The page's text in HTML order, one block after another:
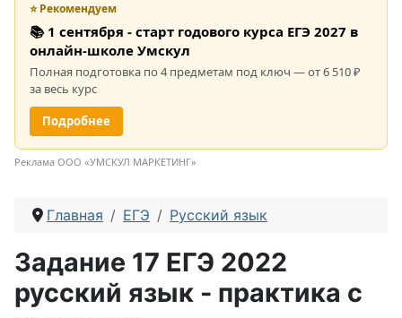
⭐ Рекомендуем
📚 1 сентября - старт годового курса ЕГЭ 2027 в
онлайн-школе Умскул
Полная подготовка по 4 предметам под ключ — от 6 510 ₽
за весь курс
Подробнее
Реклама ООО «УМСКУЛ МАРКЕТИНГ»
Главная ЕГЭ Русский язык
Задание 17 ЕГЭ 2022
русский язык - практика с